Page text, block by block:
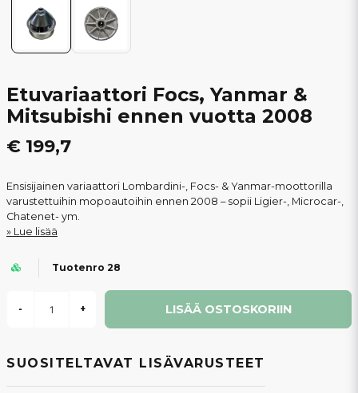
Etuvariaattori Focs, Yanmar &
Mitsubishi ennen vuotta 2008
€ 199,7
Ensisijainen variaattori Lombardini-, Focs- & Yanmar-moottorilla
varustettuihin mopoautoihin ennen 2008 – sopii Ligier-, Microcar-,
Chatenet- ym.
Lue lisää
Tuotenro 28
- + LISÄÄ OSTOSKORIIN
SUOSITELTAVAT LISÄVARUSTEET